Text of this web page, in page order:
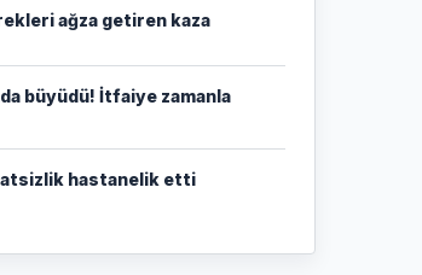
ağza getiren kaza
büyüdü! İtfaiye zamanla
hastanelik etti